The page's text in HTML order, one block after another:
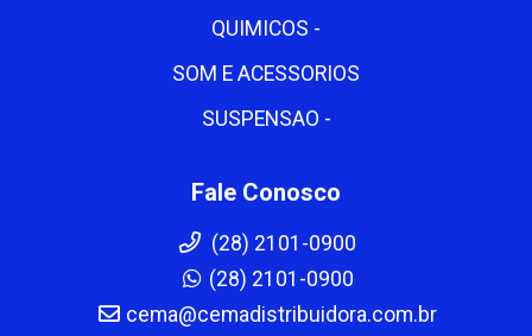
QUIMICOS -
SOM E ACESSORIOS
SUSPENSAO -
Fale Conosco
(28) 2101-0900
(28) 2101-0900
cema@cemadistribuidora.com.br